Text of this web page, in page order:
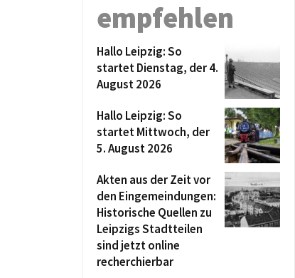
empfehlen
Hallo Leipzig: So
startet Dienstag, der 4.
August 2026
Hallo Leipzig: So
startet Mittwoch, der
5. August 2026
Akten aus der Zeit vor
den Eingemeindungen:
Historische Quellen zu
Leipzigs Stadtteilen
sind jetzt online
recherchierbar